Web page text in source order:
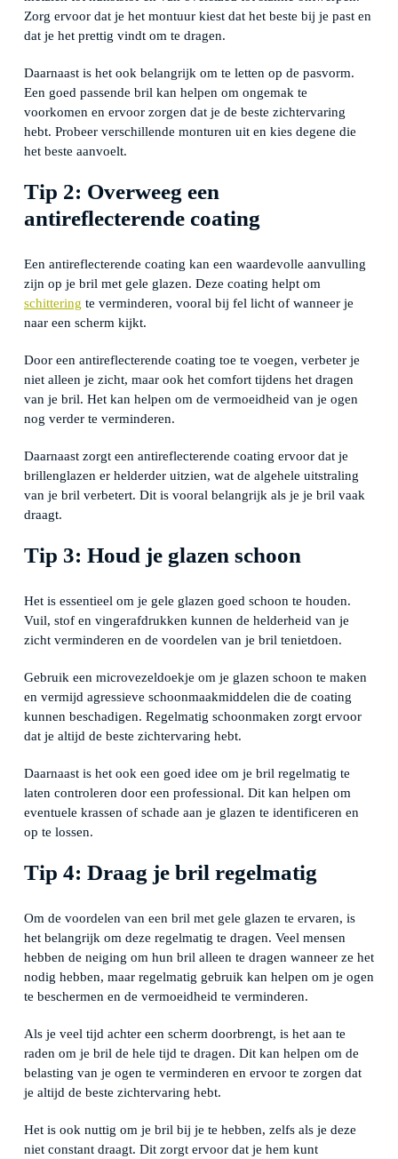
Zorg ervoor dat je het montuur kiest dat het beste bij je past en
dat je het prettig vindt om te dragen.
Daarnaast is het ook belangrijk om te letten op de pasvorm.
Een goed passende bril kan helpen om ongemak te
voorkomen en ervoor zorgen dat je de beste zichtervaring
hebt. Probeer verschillende monturen uit en kies degene die
het beste aanvoelt.
Tip 2: Overweeg een
antireflecterende coating
Een antireflecterende coating kan een waardevolle aanvulling
zijn op je bril met gele glazen. Deze coating helpt om
schittering te verminderen, vooral bij fel licht of wanneer je
naar een scherm kijkt.
Door een antireflecterende coating toe te voegen, verbeter je
niet alleen je zicht, maar ook het comfort tijdens het dragen
van je bril. Het kan helpen om de vermoeidheid van je ogen
nog verder te verminderen.
Daarnaast zorgt een antireflecterende coating ervoor dat je
brillenglazen er helderder uitzien, wat de algehele uitstraling
van je bril verbetert. Dit is vooral belangrijk als je je bril vaak
draagt.
Tip 3: Houd je glazen schoon
Het is essentieel om je gele glazen goed schoon te houden.
Vuil, stof en vingerafdrukken kunnen de helderheid van je
zicht verminderen en de voordelen van je bril tenietdoen.
Gebruik een microvezeldoekje om je glazen schoon te maken
en vermijd agressieve schoonmaakmiddelen die de coating
kunnen beschadigen. Regelmatig schoonmaken zorgt ervoor
dat je altijd de beste zichtervaring hebt.
Daarnaast is het ook een goed idee om je bril regelmatig te
laten controleren door een professional. Dit kan helpen om
eventuele krassen of schade aan je glazen te identificeren en
op te lossen.
Tip 4: Draag je bril regelmatig
Om de voordelen van een bril met gele glazen te ervaren, is
het belangrijk om deze regelmatig te dragen. Veel mensen
hebben de neiging om hun bril alleen te dragen wanneer ze het
nodig hebben, maar regelmatig gebruik kan helpen om je ogen
te beschermen en de vermoeidheid te verminderen.
Als je veel tijd achter een scherm doorbrengt, is het aan te
raden om je bril de hele tijd te dragen. Dit kan helpen om de
belasting van je ogen te verminderen en ervoor te zorgen dat
je altijd de beste zichtervaring hebt.
Het is ook nuttig om je bril bij je te hebben, zelfs als je deze
niet constant draagt. Dit zorgt ervoor dat je hem kunt